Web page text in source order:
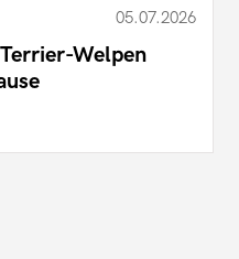
05.07.2026
Welpen